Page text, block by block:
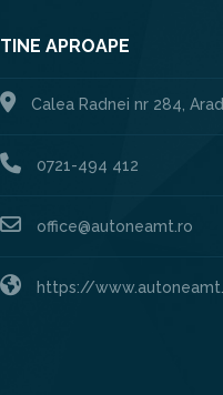
TINE APROAPE
Calea Radnei nr 284,
0721-494 412
office@autoneamt.ro
https://